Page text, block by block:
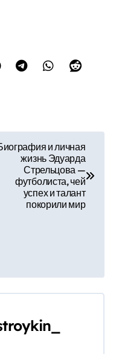
и личная
жизнь Эдуарда
Стрельцова —
футболиста, чей
успех и талант
покорили мир